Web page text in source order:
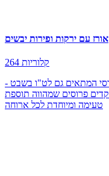
אורז עם ירקות ופירות יבשים
264 קלוריות
המתאים גם לט"ו בשבט -
פרוסים שמהווה תוספת
טעימה ומיוחדת לכל ארוחה